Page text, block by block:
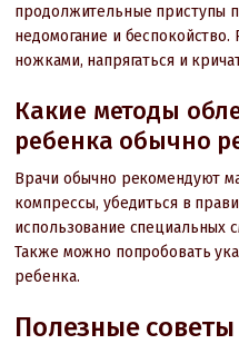
продолжительные приступы
недомогание и
ножками, напрягаться и
Какие методы
ребенка обычно
Врачи обычно рекомендуют
компрессы, убедиться в
использование специальных
Также можно попробовать
ребенка.
Полезные советы